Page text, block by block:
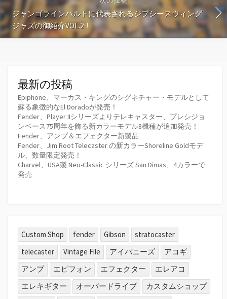
ジャンゴラインハルトに代表されるジプシースウィング
ジャズの御紹介VOL.2！
最新の投稿
Epiphone、マーカス・キングのシグネチャー・モデルとして
蘇る象徴的なEl Doradoが発売！
Fender、Player IIシリーズよりテレキャスター、プレシジョ
ンベース75周年を飾る新カラーモデル8機種が追加発売！
Fender、アンプ＆エフェクター新製品
Fender、Jim Root Telecaster の新カラーShoreline Goldモデ
ル、数量限定発売！
Charvel、USA製 Neo-Classic シリーズ San Dimas、4カラーで
発売
Custom Shop fender Gibson
stratocaster
telecaster
Vintage File アイバニーズ
アコギ
アンプ
エピフォン エフェクター
エレアコ
エレキギター
オーバードライブ
カスタムショップ